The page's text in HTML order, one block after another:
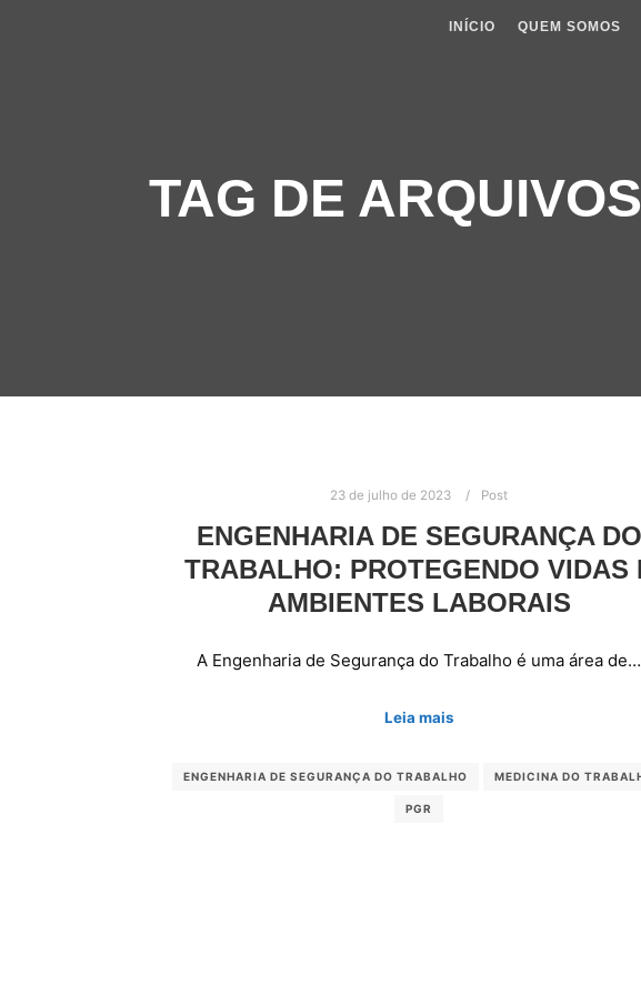
INÍCIO QUEM SOMOS
TAG DE
23 de julho de 2023 Post
ENGENHARIA DE SEGURANÇA DO
TRABALHO: PROTEGENDO VIDAS
AMBIENTES LABORAIS
A Engenharia de Segurança do Trabalho é uma área de…
Leia mais
ENGENHARIA DE SEGURANÇA DO TRABALHO MEDICINA DO
PGR